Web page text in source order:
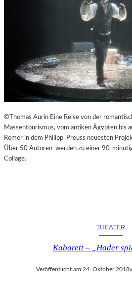
©Thomas Aurin Eine Reise von der
Massentourismus, vom antiken Ägypten bis
Römer in dem Philipp Preuss neuesten
Über 50 Autoren werden zu einer 90-
Collage.
THEATER
Kabarett – „Hader
Veröffentlicht am:24. Oktober 2018